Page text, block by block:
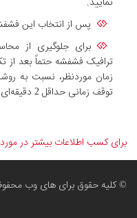
پس از انتخاب این
برای جلوگیری از
ترافیک فشفشه حتماً بعد از
زمان موردنظر، نسبت به
توقف زمانی حداقل 2 دقیقه‌ای اقدام فرمایید.
برای کسب اطلاعات بیشتر در
© کلیه حقوق برای های وب